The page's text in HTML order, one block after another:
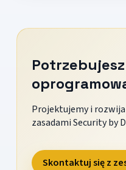
Projektujemy i
zasadami Security by
Skontaktuj się z